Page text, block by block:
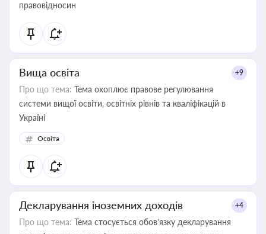
правовідносин
Вища освіта +9
Про що тема: Тема охоплює правове регулювання
системи вищої освіти, освітніх рівнів та кваліфікацій в
Україні
Освіта
Декларування іноземних доходів +4
Про що тема: Тема стосується обов’язку декларування